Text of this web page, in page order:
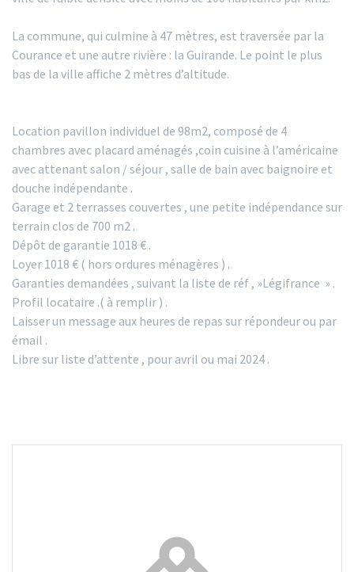
La commune, qui culmine à 47 mètres, est traversée par la
Courance et une autre rivière : la Guirande. Le point le plus
bas de la ville affiche 2 mètres d’altitude.
Location pavillon individuel de 98m2, composé de 4
chambres avec placard aménagés ,coin cuisine à l’américaine
avec attenant salon / séjour , salle de bain avec baignoire et
douche indépendante .
Garage et 2 terrasses couvertes , une petite indépendance sur
terrain clos de 700 m2 .
Dépôt de garantie 1018 € .
Loyer 1018 € ( hors ordures ménagères ) .
Garanties demandées , suivant la liste de réf , »Légifrance » .
Profil locataire .( à remplir ) .
Laisser un message aux heures de repas sur répondeur ou par
émail .
Libre sur liste d’attente , pour avril ou mai 2024 .